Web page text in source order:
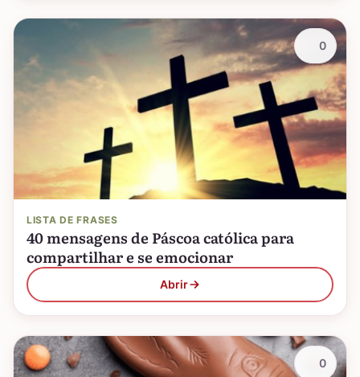
LISTA DE FRASES
40 mensagens de Páscoa católica para
compartilhar e se emocionar
Abrir
0
0